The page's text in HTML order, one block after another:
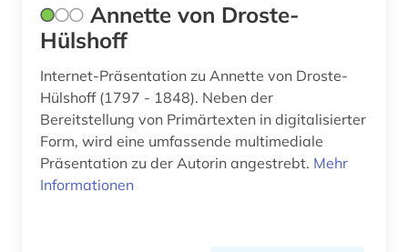
friedcrich von (1)
friedrich (3)
friedrich (1844-1900) (1)
friedrich nietzsche (1)
friedrich von (1)
Annette von Droste-
Hülshoff
Internet-Präsentation zu Annette von Droste-
Hülshoff (1797 - 1848). Neben der
Bereitstellung von Primärtexten in digitalisierter
Form, wird eine umfassende multimediale
Präsentation zu der Autorin angestrebt. Mehr
Informationen